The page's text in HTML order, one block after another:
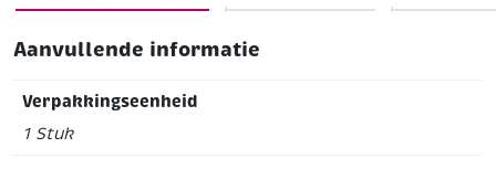
Aanvullende informatie
Verpakkingseenheid
1 Stuk